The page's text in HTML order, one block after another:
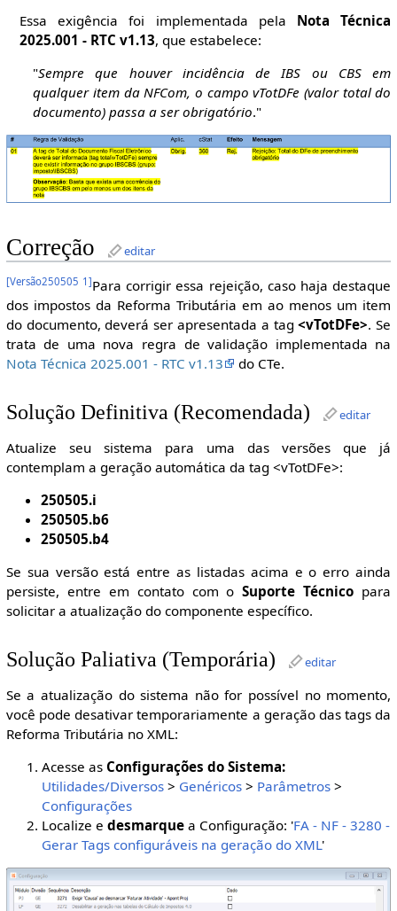
Essa exigência foi implementada pela Nota Técnica
2025.001 - RTC v1.13, que estabelece:
"Sempre que houver incidência de IBS ou CBS em
qualquer item da NFCom, o campo vTotDFe (valor total do
documento) passa a ser obrigatório."
Correção editar
[Versão250505 1]Para corrigir essa rejeição, caso haja destaque
dos impostos da Reforma Tributária em ao menos um item
do documento, deverá ser apresentada a tag<vTotDFe>. Se
trata de uma nova regra de validação implementada na
Nota Técnica 2025.001 - RTC v1.13
do CTe.
Solução Definitiva (Recomendada) editar
Atualize seu sistema para uma das versões que já
contemplam a geração automática da tag <vTotDFe>:
250505.i
250505.b6
250505.b4
Se sua versão está entre as listadas acima e o erro ainda
persiste, entre em contato com oSuporte Técnico para
solicitar a atualização do componente específico.
Solução Paliativa (Temporária) editar
Se a atualização do sistema não for possível no momento,
você pode desativar temporariamente a geração das tags da
Reforma Tributária no XML:
Acesse as Configurações do Sistema:
Utilidades/Diversos> Genéricos> Parâmetros>
Configurações
Localize e desmarquea Configuração: 'FA - NF - 3280 -
Gerar Tags configuráveis na geração do XML'